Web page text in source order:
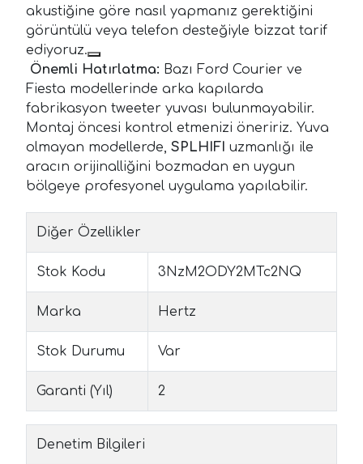
akustiğine göre nasıl yapmanız gerektiğini
görüntülü veya telefon desteğiyle bizzat tarif
ediyoruz.
Önemli Hatırlatma: Bazı Ford Courier ve
Fiesta modellerinde arka kapılarda
fabrikasyon tweeter yuvası bulunmayabilir.
Montaj öncesi kontrol etmenizi öneririz. Yuva
olmayan modellerde, SPLHIFI uzmanlığı ile
aracın orijinalliğini bozmadan en uygun
bölgeye profesyonel uygulama yapılabilir.
Diğer Özellikler
Stok Kodu 3NzM2ODY2MTc2NQ
Marka Hertz
Stok Durumu Var
Garanti (Yıl) 2
Denetim Bilgileri